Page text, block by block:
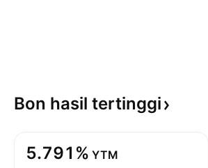
Bon hasil tertinggi
5.791% YTM